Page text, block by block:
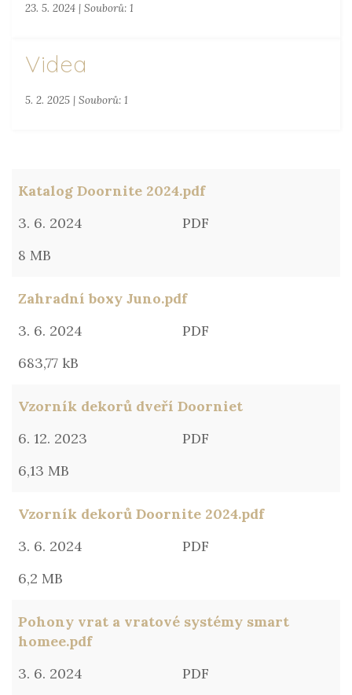
23. 5. 2024 | Souborů: 1
Videa
5. 2. 2025 | Souborů: 1
Katalog Doornite 2024.pdf
3. 6. 2024
PDF
8 MB
Zahradní boxy Juno.pdf
3. 6. 2024
PDF
683,77 kB
Vzorník dekorů dveří Doorniet
6. 12. 2023
PDF
6,13 MB
Vzorník dekorů Doornite 2024.pdf
3. 6. 2024
PDF
6,2 MB
Pohony vrat a vratové systémy smart
homee.pdf
3. 6. 2024
PDF